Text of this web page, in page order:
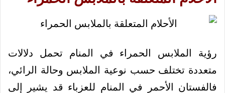
رؤية الملابس الحمراء في المنام تحمل دلالات
متعددة تختلف حسب نوعية الملابس وحالة الرائي،
فالفستان الأحمر في المنام للعزباء قد يشير إلى